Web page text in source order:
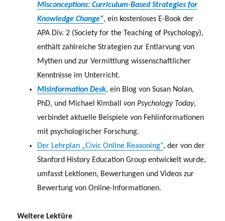
Misconceptions: Curriculum-Based Strategies for
Knowledge Change“, ein kostenloses E-Book der
APA Div. 2 (Society for the Teaching of Psychology),
enthält zahlreiche Strategien zur Entlarvung von
Mythen und zur Vermittlung wissenschaftlicher
Kenntnisse im Unterricht.
Misinformation Desk, ein Blog von Susan Nolan,
PhD, und Michael Kimballvon Psychology Today,
verbindet aktuelle Beispiele von Fehlinformationen
mit psychologischer Forschung.
Der Lehrplan „Civic Online Reasoning“, der von der
Stanford History Education Group entwickelt wurde,
umfasst Lektionen, Bewertungen und Videos zur
Bewertung von Online-Informationen.
Weitere Lektüre